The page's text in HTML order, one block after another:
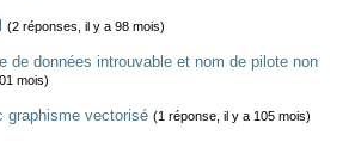
(2 réponses, il y a 98 mois)
de données introuvable et nom de pilote non
mois)
graphisme vectorisé (1 réponse, il y a 105 mois)